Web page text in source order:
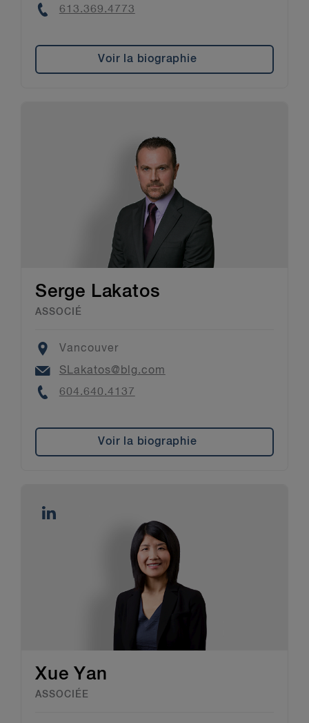
Phone
613.369.4773
Voir la biographie
Serge Lakatos
ASSOCIÉ
Location
Vancouver
Email
SLakatos@blg.com
Phone
604.640.4137
Voir la biographie
Xue Yan
ASSOCIÉE